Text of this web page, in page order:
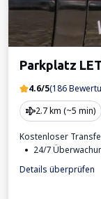
Parkplatz
4.6/5(186
2.7 km (~5 min)
Kostenloser
24/7
Getränke
Erforderliche
Details überprüfen